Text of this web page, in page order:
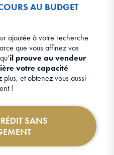
AU BUDGET
ajoutée à votre recherche
que vous affinez vos
il prouve au vendeur
votre capacité
plus, et obtenez vous aussi
!
SANS